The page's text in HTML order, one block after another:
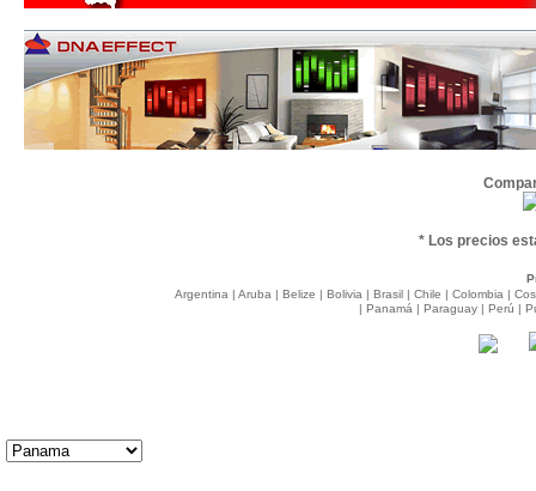
* Los precios
Argentina | Aruba | Belize | Bolivia | Brasil | Chile | Colombia |
| Panamá | Paraguay | Perú |